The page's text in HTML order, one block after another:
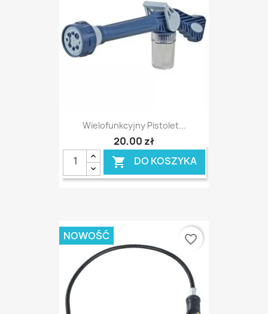
Wielofunkcyjny Pistolet...
20,00 zł
 DO KOSZYKA
NOWOŚĆ favorite_border